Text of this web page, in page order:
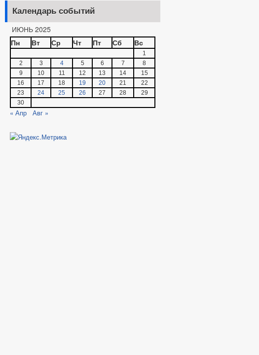
Календарь событий
ИЮНЬ 2025
Пн
Вт Ср Чт Пт Сб Вс
1
2
3 4 5 6 7
8
9
10 11 12 13 14
15
16
17 18 19 20 21
22
23
24 25 26 27 28
29
30
« Апр Авг »